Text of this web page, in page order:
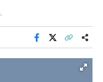
Facebook